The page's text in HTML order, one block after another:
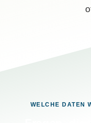
WELCHE DATEN